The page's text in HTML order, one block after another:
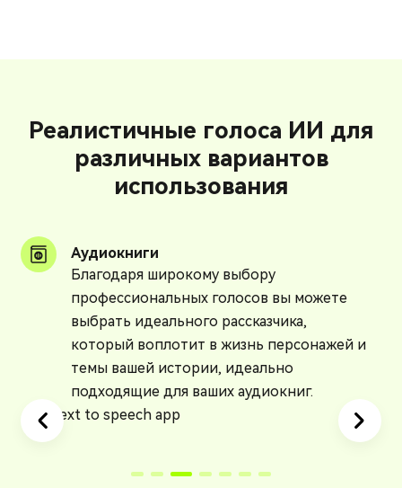
Реалистичные голоса ИИ для
различных вариантов
использования
Аудиокниги
Благодаря широкому выбору
профессиональных голосов вы можете
выбрать идеального рассказчика,
который воплотит в жизнь персонажей и
темы вашей истории, идеально
подходящие для ваших аудиокниг.